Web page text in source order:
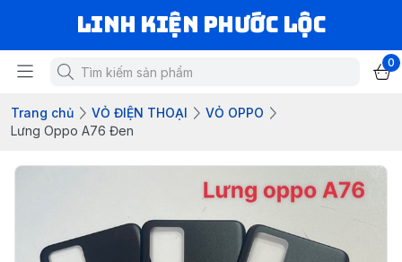
LINH KIỆN PHƯỚC LỘC
0
Trang chủ VỎ ĐIỆN THOẠI
VỎ OPPO
Lưng Oppo A76 Đen